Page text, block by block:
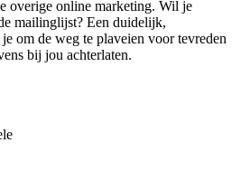
overige online marketing. Wil je
mailinglijst? Een duidelijk,
om de weg te plaveien voor tevreden
bij jou achterlaten.